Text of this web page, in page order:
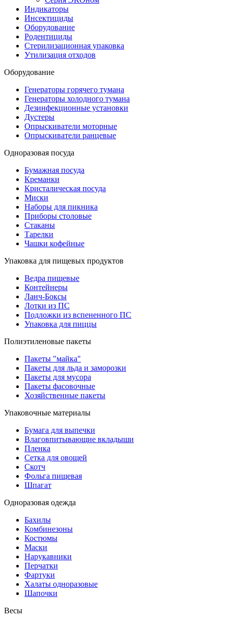
Индикаторы
Инсектициды
Оборудование
Родентициды
Стерилизационная упаковка
Утилизация отходов
Оборудование
Генераторы горячего тумана
Генераторы холодного тумана
Дезинфекционные установки
Дустеры
Опрыскиватели моторные
Опрыскиватели ранцевые
Одноразовая посуда
Бумажная посуда
Креманки
Кристалическая посуда
Миски
Наборы для пикника
Приборы столовые
Стаканы
Тарелки
Чашки кофейные
Упаковка для пищевых продуктов
Ведра пищевые
Контейнеры
Ланч-Боксы
Лотки из ПС
Подложки из вспененного ПС
Упаковка для пиццы
Полиэтиленовые пакеты
Пакеты "майка"
Пакеты для льда и заморозки
Пакеты для мусора
Пакеты фасовочные
Хозяйственные пакеты
Упаковочные материалы
Бумага для выпечки
Влаговпитывающие вкладыши
Пленка
Сетка для овощей
Скотч
Фольга пищевая
Шпагат
Одноразовая одежда
Бахилы
Комбинезоны
Костюмы
Маски
Нарукавники
Перчатки
Фартуки
Халаты одноразовые
Шапочки
Весы